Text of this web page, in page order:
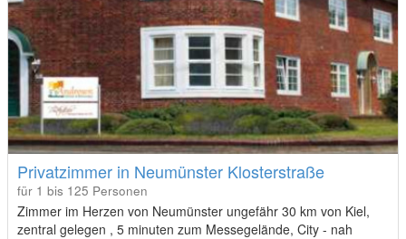
Privatzimmer in Neumünster Klosterstraße
für 1 bis 125 Personen
Zimmer im Herzen von Neumünster ungefähr 30 km von Kiel,
zentral gelegen , 5 minuten zum Messegelände, City - nah